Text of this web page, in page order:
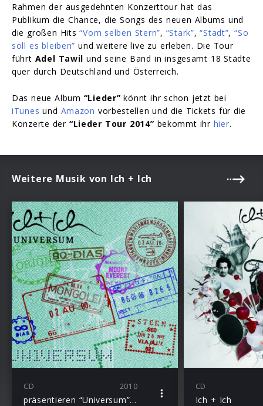
Rahmen der ausgedehnten Konzerttour hat das
Publikum die Chance, die Songs des neuen Albums und
die großen Hits“Vom selben Stern”, “Stark”,“Stadt”,“So
soll es bleiben” und weitere live zu erleben. Die Tour
führt Adel Tawil und seine Band in insgesamt 18 Städte
quer durch Deutschland und Österreich.
Das neue Album “Lieder” könnt ihr schon jetzt bei
iTunes und Amazon vorbestellen und die Tickets für die
Konzerte der “Lieder Tour 2014” bekommt ihr hier.
Weitere Musik von Ich + Ich
CD 2010
präsentieren “Universum” als neue Single-Version mit 2 neuen Songs “Gib Was Ab” und “Zeichen”
CD
Ich + Ich